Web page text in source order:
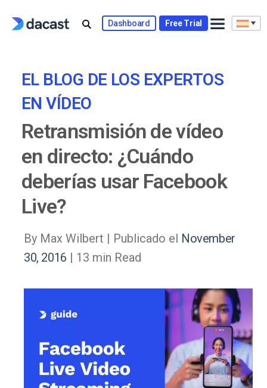
Dashboard Free Trial
EL BLOG DE LOS EXPERTOS
EN VÍDEO
Retransmisión de vídeo
en directo: ¿Cuándo
deberías usar Facebook
Live?
By Max Wilbert | Publicado el November
30, 2016 | 13 min Read